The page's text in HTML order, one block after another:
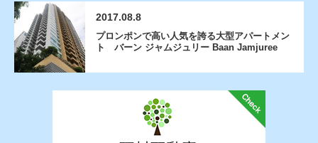
2017.08.8
プロンポンで高い人気を誇る大型アパートメン
ト バーン ジャムジュリー Baan Jamjuree